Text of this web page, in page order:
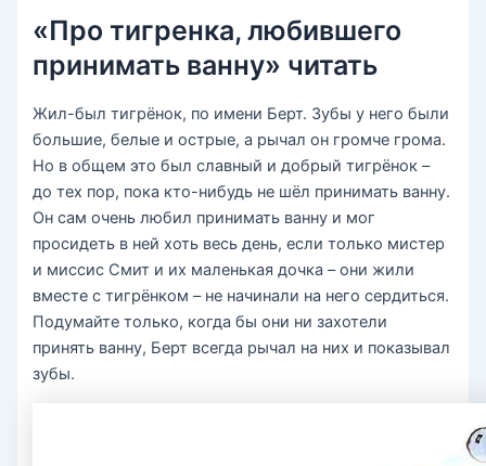
«Про тигренка, любившего
принимать ванну» читать
Жил-был тигрёнок, по имени Берт. Зубы у него были
большие, белые и острые, а рычал он громче грома.
Но в общем это был славный и добрый тигрёнок –
до тех пор, пока кто-нибудь не шёл принимать ванну.
Он сам очень любил принимать ванну и мог
просидеть в ней хоть весь день, если только мистер
и миссис Смит и их маленькая дочка – они жили
вместе с тигрёнком – не начинали на него сердиться.
Подумайте только, когда бы они ни захотели
принять ванну, Берт всегда рычал на них и показывал
зубы.